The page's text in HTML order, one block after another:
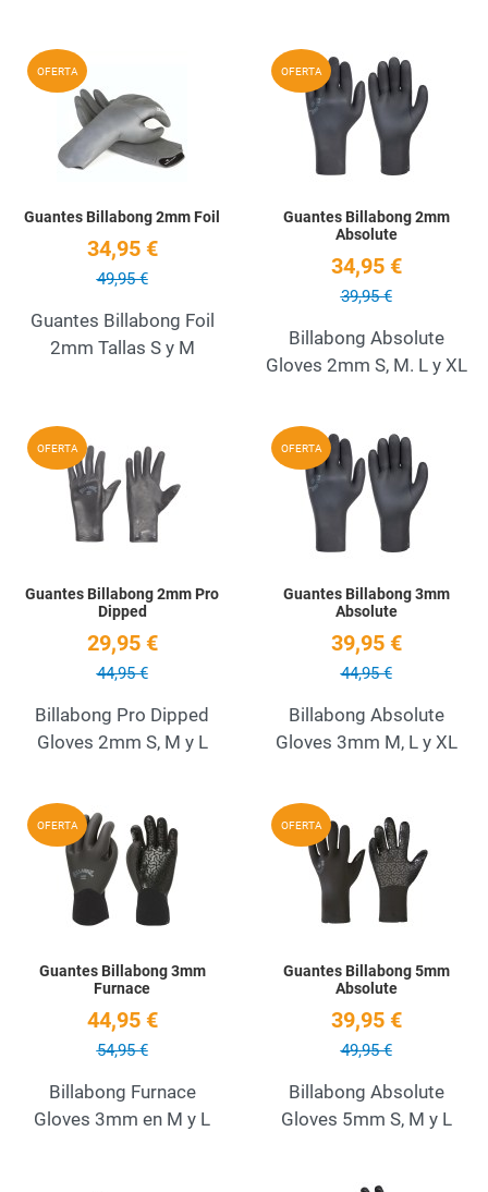
OFERTA Add to Wishlist
Quick View
Guantes Billabong 2mm Foil
34,95 €
49,95 €
Guantes Billabong Foil
2mm Tallas S y M
OFERTA
Guantes Billabong 2mm
Absolute
34,95 €
39,95 €
Billabong Absolute
Gloves 2mm S, M. L y XL
OFERTA Add to Wishlist
Quick View
Guantes Billabong 2mm Pro
Dipped
29,95 €
44,95 €
Billabong Pro Dipped
Gloves 2mm S, M y L
OFERTA
Guantes Billabong 3mm
Absolute
39,95 €
44,95 €
Billabong Absolute
Gloves 3mm M, L y XL
OFERTA Add to Wishlist
Quick View
Guantes Billabong 3mm
Furnace
44,95 €
54,95 €
Billabong Furnace
Gloves 3mm en M y L
OFERTA
Guantes Billabong 5mm
Absolute
39,95 €
49,95 €
Billabong Absolute
Gloves 5mm S, M y L